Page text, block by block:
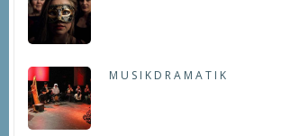
MUSIKDRAMATIK